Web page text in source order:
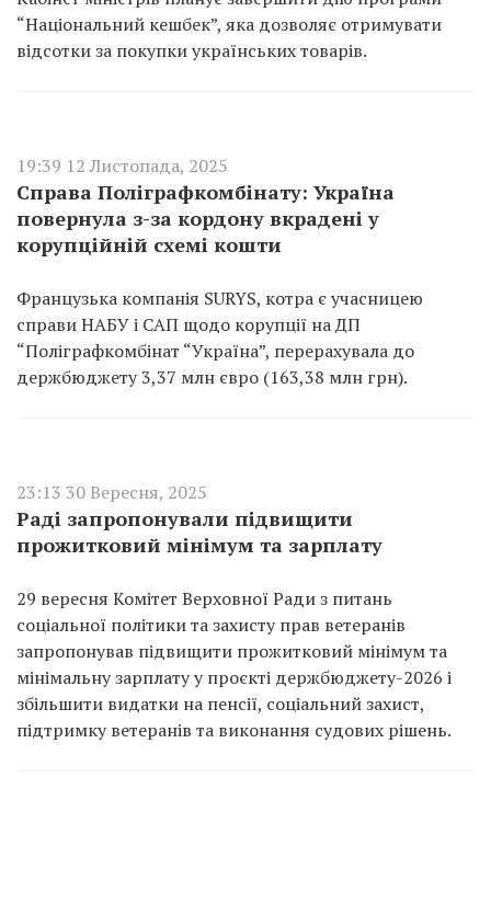
“Національний кешбек”, яка дозволяє отримувати
відсотки за покупки українських товарів.
19:39 12 Листопада, 2025
Справа Поліграфкомбінату: Україна
повернула з-за кордону вкрадені у
корупційній схемі кошти
Французька компанія SURYS, котра є учасницею
справи НАБУ і САП щодо корупції на ДП
“Поліграфкомбінат “Україна”, перерахувала до
держбюджету 3,37 млн євро (163,38 млн грн).
23:13 30 Вересня, 2025
Раді запропонували підвищити
прожитковий мінімум та зарплату
29 вересня Комітет Верховної Ради з питань
соціальної політики та захисту прав ветеранів
запропонував підвищити прожитковий мінімум та
мінімальну зарплату у проєкті держбюджету-2026 і
збільшити видатки на пенсії, соціальний захист,
підтримку ветеранів та виконання судових рішень.